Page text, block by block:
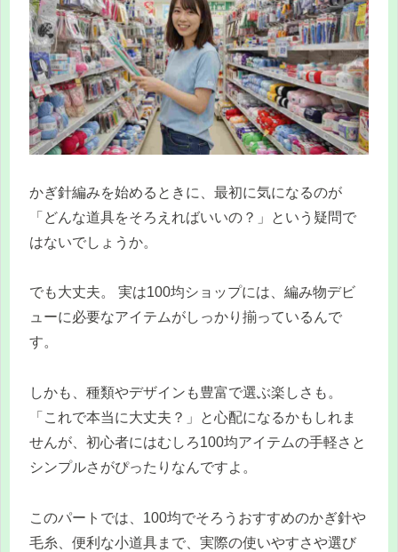
かぎ針編みを始めるときに、最初に気になるのが
「どんな道具をそろえればいいの？」という疑問で
はないでしょうか。
でも大丈夫。 実は100均ショップには、編み物デビ
ューに必要なアイテムがしっかり揃っているんで
す。
しかも、種類やデザインも豊富で選ぶ楽しさも。
「これで本当に大丈夫？」と心配になるかもしれま
せんが、初心者にはむしろ100均アイテムの手軽さと
シンプルさがぴったりなんですよ。
このパートでは、100均でそろうおすすめのかぎ針や
毛糸、便利な小道具まで、実際の使いやすさや選び